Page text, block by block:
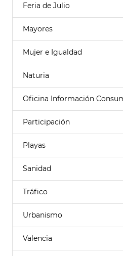
Feria de Julio
Mayores
Mujer e Igualdad
Naturia
Oficina Información
Participación
Playas
Sanidad
Tráfico
Urbanismo
Valencia